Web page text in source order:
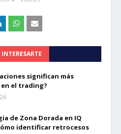
significan más
el trading?
de Zona Dorada en IQ
identificar retrocesos